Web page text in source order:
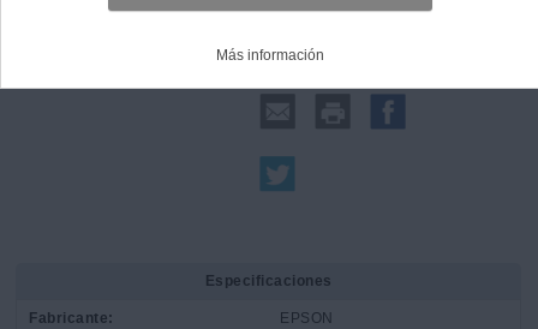
Compartir:
Especificaciones
Fabricante: EPSON